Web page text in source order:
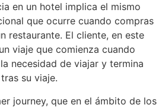
en un hotel implica el mismo
que ocurre cuando compras
restaurante. El cliente, en este
viaje que comienza cuando
necesidad de viajar y termina
su viaje.
journey, que en el ámbito de los